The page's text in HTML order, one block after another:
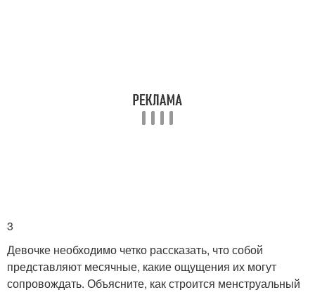
3
Девочке необходимо четко рассказать, что собой
представляют месячные, какие ощущения их могут
сопровождать. Объясните, как строится менструальный